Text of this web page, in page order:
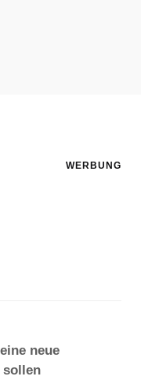
WERBUNG
neue
sollen